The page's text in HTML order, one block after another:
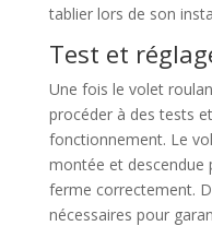
tablier lors de son
Test et
Une fois le volet
procéder à des tests
fonctionnement. Le
montée et descendue
ferme correctement.
nécessaires pour